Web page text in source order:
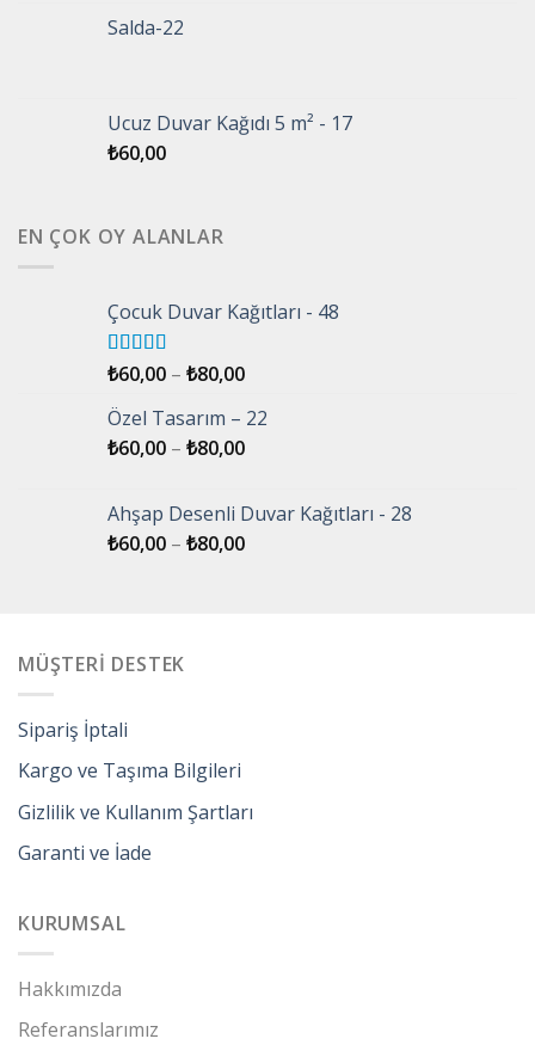
Salda-22
Ucuz Duvar Kağıdı 5 m² - 17
₺60,00
EN ÇOK OY ALANLAR
Çocuk Duvar Kağıtları - 48
5 üzerinden
5.00oy aldı
₺60,00 – ₺80,00
Özel Tasarım – 22
₺60,00 – ₺80,00
Ahşap Desenli Duvar Kağıtları - 28
₺60,00 – ₺80,00
MÜŞTERİ DESTEK
Sipariş İptali
Kargo ve Taşıma Bilgileri
Gizlilik ve Kullanım Şartları
Garanti ve İade
KURUMSAL
Hakkımızda
Referanslarımız